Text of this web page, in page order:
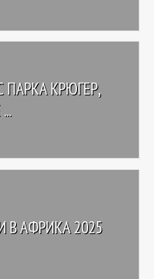
ПАРКА КРЮГЕР,
В АФРИКА 2025